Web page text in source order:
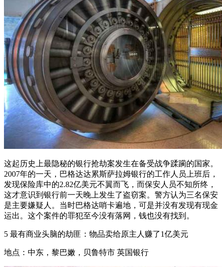
这起历史上最隐秘的银行抢劫案发生在备受战争蹂躏的国家。
2007年的一天，巴格达达累斯萨拉姆银行的工作人员上班后，
发现保险库中的2.82亿美元不翼而飞，而保安人员不知所终，
这才意识到银行前一天晚上发生了盗窃案。警方认为三名保安
是主要嫌疑人。当时巴格达哨卡遍地，可是并没有发现有现金
运出。这个案件的罪犯至今没有落网，钱也没有找到。
5 最有商业头脑的劫匪：物品卖给原主人赚了1亿美元
地点：中东，黎巴嫩，贝鲁特市 英国银行